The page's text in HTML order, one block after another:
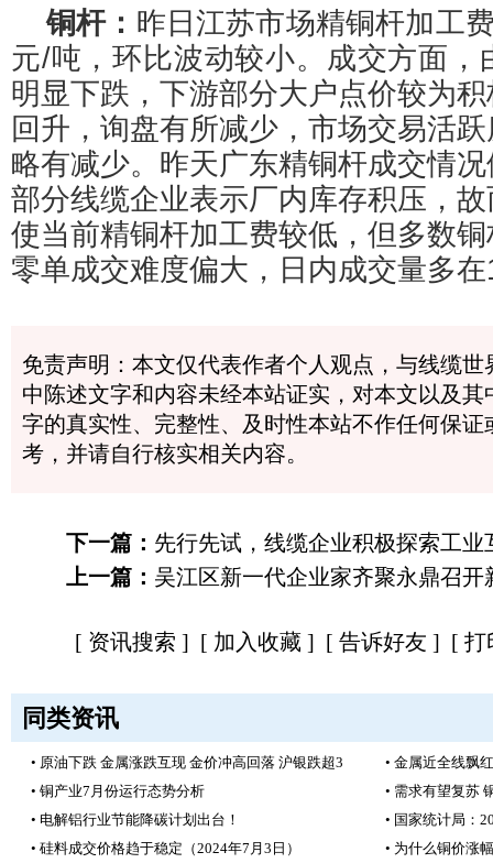
铜杆： 昨日江苏市场精铜杆加工
元/吨，环比波动较小。成交方面，
明显下跌，下游部分大户点价较为
回升，询盘有所减少，市场交易活
略有减少。昨天广东精铜杆成交情
部分线缆企业表示厂内库存积压，
使当前精铜杆加工费较低，但多数
零单成交难度偏大，日内成交量多
免责声明：本文仅代表作者个人观点，与线缆
中陈述文字和内容未经本站证实，对本文以及
字的真实性、完整性、及时性本站不作任何保
考，并请自行核实相关内容。
下一篇： 先行先试，线缆企业积极探索工业
上一篇： 吴江区新一代企业家齐聚永鼎召开
[ 资讯搜索 ] [ 加入收藏] [ 告诉好友 ] [ 打
同类资讯
• 原油下跌 金属涨跌互现 金价冲高回落 沪银跌超3
• 金属近全线飘
• 铜产业7月份运行态势分析
• 需求有望复苏
• 电解铝行业节能降碳计划出台！
• 国家统计局：
• 硅料成交价格趋于稳定（2024年7月3日）
• 为什么铜价涨